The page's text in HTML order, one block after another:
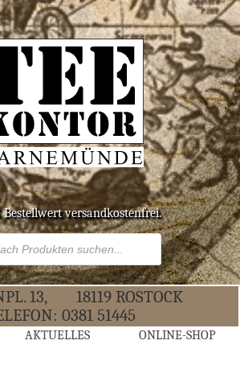
Bestell­wert versandkostenfrei.
13,
18119 ROS­TOCK
0381 51445
AKTU­EL­LES ONLINE-SHOP